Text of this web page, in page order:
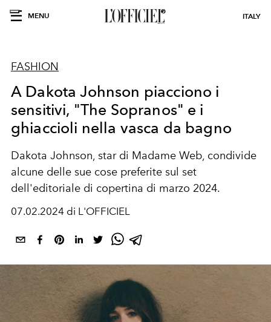
MENU ITALY
FASHION
A Dakota Johnson piacciono i
sensitivi, "The Sopranos" e i
ghiaccioli nella vasca da bagno
Dakota Johnson, star di Madame Web, condivide
alcune delle sue cose preferite sul set
dell'editoriale di copertina di marzo 2024.
07.02.2024 di L'OFFICIEL